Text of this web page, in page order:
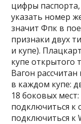
цифры
указать номер
значит Фпк в
признаки двух
и купе).
купе открытого
Вагон
в каждом купе:
18 боковых
подключиться к
подключиться к